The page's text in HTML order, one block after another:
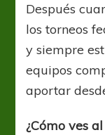
Después
los torneos
y siempre
equipos
aportar
¿Cómo ves